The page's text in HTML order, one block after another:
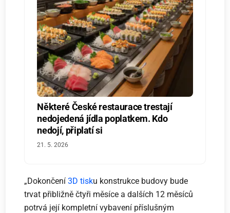
Některé České restaurace trestají
nedojedená jídla poplatkem. Kdo
nedojí, připlatí si
21. 5. 2026
„Dokončení3D tisku konstrukce budovy bude
trvat přibližně čtyři měsíce a dalších 12 měsíců
potrvá její kompletní vybavení příslušným